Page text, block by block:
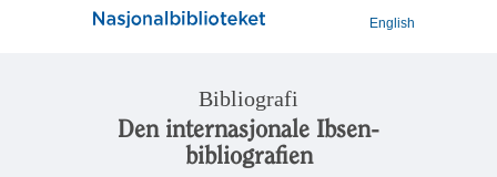
English
Bibliografi
Den internasjonale Ibsen-
bibliografien